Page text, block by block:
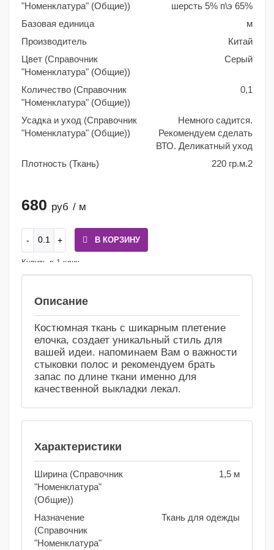
"Номенклатура" (Общие))
шерсть 5% п\э 65%
Базовая единица
м
Производитель
Китай
Цвет (Справочник
"Номенклатура" (Общие))
Серый
Количество (Справочник
"Номенклатура" (Общие))
0,1
Усадка и уход (Справочник
"Номенклатура" (Общие))
Немного садится.
Рекомендуем сделать
ВТО. Деликатный уход
Плотность (Ткань)
220 гр.м.2
680 руб / м
В КОРЗИНУ
Купить в 1 клик
Описание
Костюмная ткань с шикарным плетение
елочка, создает уникальный стиль для
вашей идеи. напоминаем Вам о важности
стыковки полос и рекомендуем брать
запас по длине ткани именно для
качественной выкладки лекал.
Характеристики
Ширина (Справочник
"Номенклатура"
(Общие))
1,5 м
Назначение
(Справочник
"Номенклатура"
Ткань для одежды